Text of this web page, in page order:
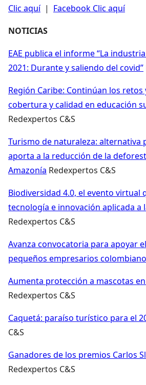
Clic aquí| Facebook Clic aquí
NOTICIAS
EAE publica el informe “La
2021: Durante y saliendo del covid”
Región Caribe: Continúan los retos
cobertura y calidad en educación
Redexpertos C&S
Turismo de naturaleza: alternativa
aporta a la reducción de la
Amazonía Redexpertos C&S
Biodiversidad 4.0, el evento virtual
tecnología e innovación aplicada a
Redexpertos C&S
Avanza convocatoria para apoyar
pequeños empresarios
Aumenta protección a mascotas
Redexpertos C&S
Caquetá: paraíso turístico para el
C&S
Ganadores de los premios Carlos
Redexpertos C&S